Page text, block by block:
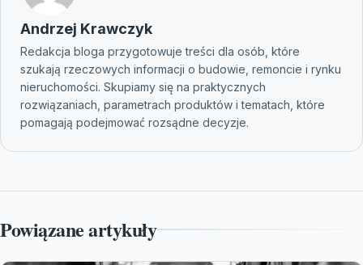
Andrzej Krawczyk
Redakcja bloga przygotowuje treści dla osób, które
szukają rzeczowych informacji o budowie, remoncie i rynku
nieruchomości. Skupiamy się na praktycznych
rozwiązaniach, parametrach produktów i tematach, które
pomagają podejmować rozsądne decyzje.
Powiązane artykuły